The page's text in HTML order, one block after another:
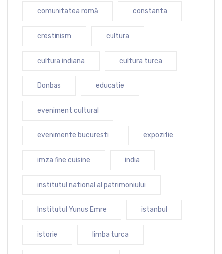
comunitatea romă constanta
crestinism cultura
cultura indiana cultura turca
Donbas educatie
eveniment cultural
evenimente bucuresti expozitie
imza fine cuisine india
institutul national al patrimoniului
Institutul Yunus Emre istanbul
istorie limba turca